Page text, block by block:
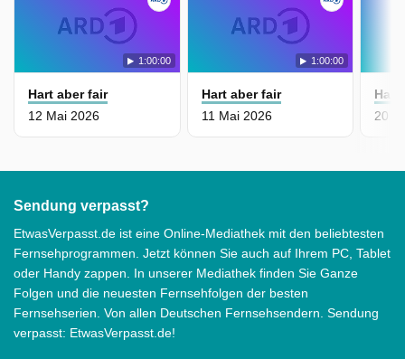
1:00:00
Hart aber fair
12 Mai 2026
1:00:00
Hart aber fair
11 Mai 2026
Hart
20
Sendung verpasst?
EtwasVerpasst.de ist eine Online-Mediathek mit den beliebtesten
Fernsehprogrammen. Jetzt können Sie auch auf Ihrem PC, Tablet
oder Handy zappen. In unserer Mediathek finden Sie Ganze
Folgen und die neuesten Fernsehfolgen der besten
Fernsehserien. Von allen Deutschen Fernsehsendern. Sendung
verpasst: EtwasVerpasst.de!